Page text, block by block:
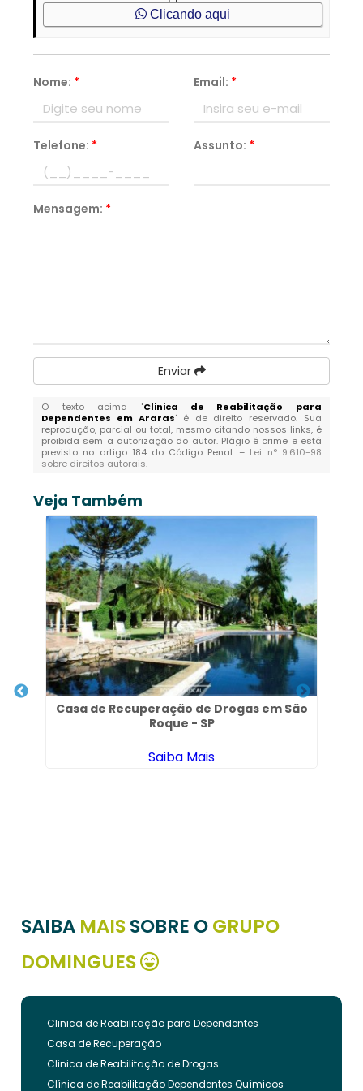
Clicando aqui
Nome: * Email: *
Telefone: * Assunto: *
Mensagem: *
Enviar
O texto acima "Clinica de Reabilitação para
Dependentes em Araras" é de direito reservado. Sua
reprodução, parcial ou total, mesmo citando nossos links, é
proibida sem a autorização do autor. Plágio é crime e está
previsto no artigo 184 do Código Penal. – Lei n° 9.610-98
sobre direitos autorais.
Veja Também
Casa de Recuperação de Drogas em São
Roque - SP
Saiba Mais
SAIBA MAISSOBRE OGRUPO
DOMINGUES
Clinica de Reabilitação para Dependentes
Casa de Recuperação
Clinica de Reabilitação de Drogas
Clínica de Reabilitação Dependentes Químicos